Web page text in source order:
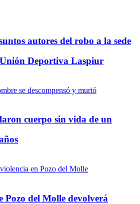
autores del robo a la sede
Deportiva Laspiur
cuerpo sin vida de un
Pozo del Molle devolverá